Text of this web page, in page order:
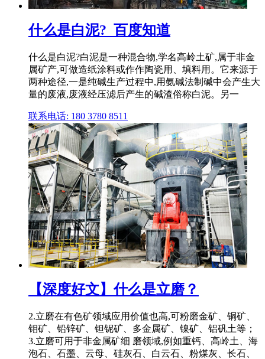
什么是白泥?_百度知道
什么是白泥?白泥是一种混合物,学名高岭土矿,属于非金
属矿产,可做造纸涂料或作作陶瓷用、填料用。它来源于
两种途径,一是纯碱生产过程中,用氨碱法制碱中会产生大
量的废液,废液经压滤后产生的碱渣俗称白泥。另一
联系电话: 180 3780 8511
【深度好文】什么是立磨？
2.立磨在有色矿领域应用价值也高,可粉磨金矿、铜矿、
钼矿、铅锌矿、钽铌矿、多金属矿、镍矿、铝矾土等；
3.立磨可用于非金属矿细 磨领域,例如重钙、高岭土、海
泡石、石墨、云母、硅灰石、白云石、粉煤灰、长石、